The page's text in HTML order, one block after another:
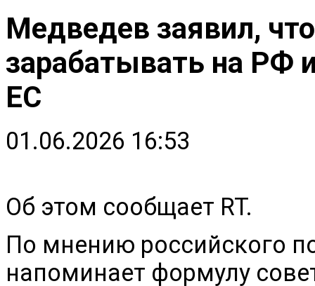
Медведев заявил,
зарабатывать на РФ
ЕС
01.06.2026 16:53
Об этом сообщает RT.
По мнению российского
напоминает формулу